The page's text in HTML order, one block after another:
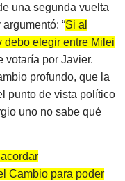
una segunda vuelta
“Si al
debo elegir entre Milei
votaría por Javier.
profundo, que la
punto de vista político
uno no sabe qué
Cambio para poder